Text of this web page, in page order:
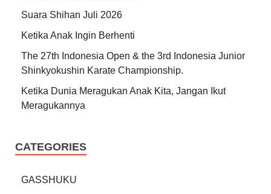
Suara Shihan Juli 2026
Ketika Anak Ingin Berhenti
The 27th Indonesia Open & the 3rd Indonesia Junior
Shinkyokushin Karate Championship.
Ketika Dunia Meragukan Anak Kita, Jangan Ikut
Meragukannya
CATEGORIES
GASSHUKU